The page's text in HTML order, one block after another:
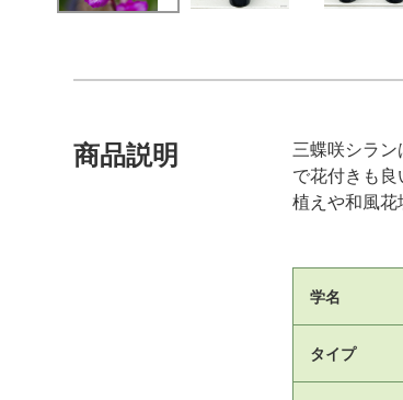
商品説明
三蝶咲シラ
で花付きも
植えや和風
学名
タイプ